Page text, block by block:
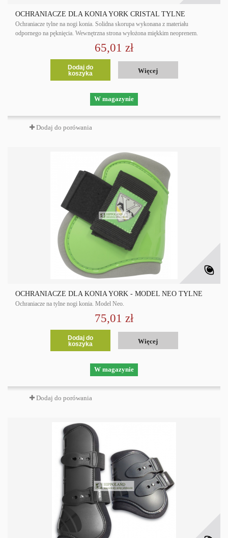
OCHRANIACZE DLA KONIA YORK CRISTAL TYLNE
Ochraniacze tylne na nogi konia. Solidna skorupa wykonana z materiału
odpornego na pęknięcia. Wewnętrzna strona wyłożona miękkim neoprenem.
65,01 zł
Dodaj do
koszyka
Więcej
W magazynie
Dodaj do porówania
OCHRANIACZE DLA KONIA YORK - MODEL NEO TYLNE
Ochraniacze na tylne nogi konia. Model Neo.
75,01 zł
Dodaj do
koszyka
Więcej
W magazynie
Dodaj do porówania